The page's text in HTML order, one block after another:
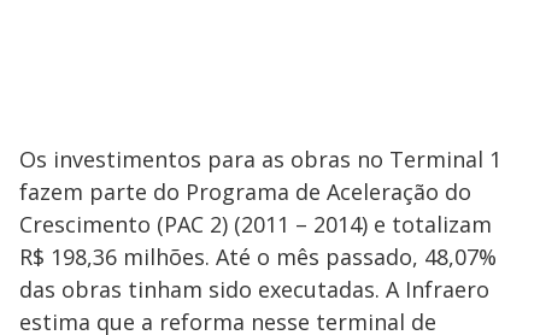
Os investimentos para as obras no Terminal 1
fazem parte do Programa de Aceleração do
Crescimento (PAC 2) (2011 – 2014) e totalizam
R$ 198,36 milhões. Até o mês passado, 48,07%
das obras tinham sido executadas. A Infraero
estima que a reforma nesse terminal de